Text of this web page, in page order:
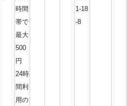
時間
帯で
最大
500
円
24時
間利
用の
1-18
-8